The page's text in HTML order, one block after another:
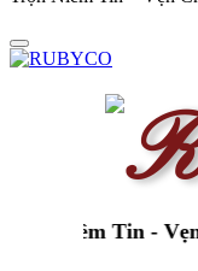
Niềm Tin - Vẹn